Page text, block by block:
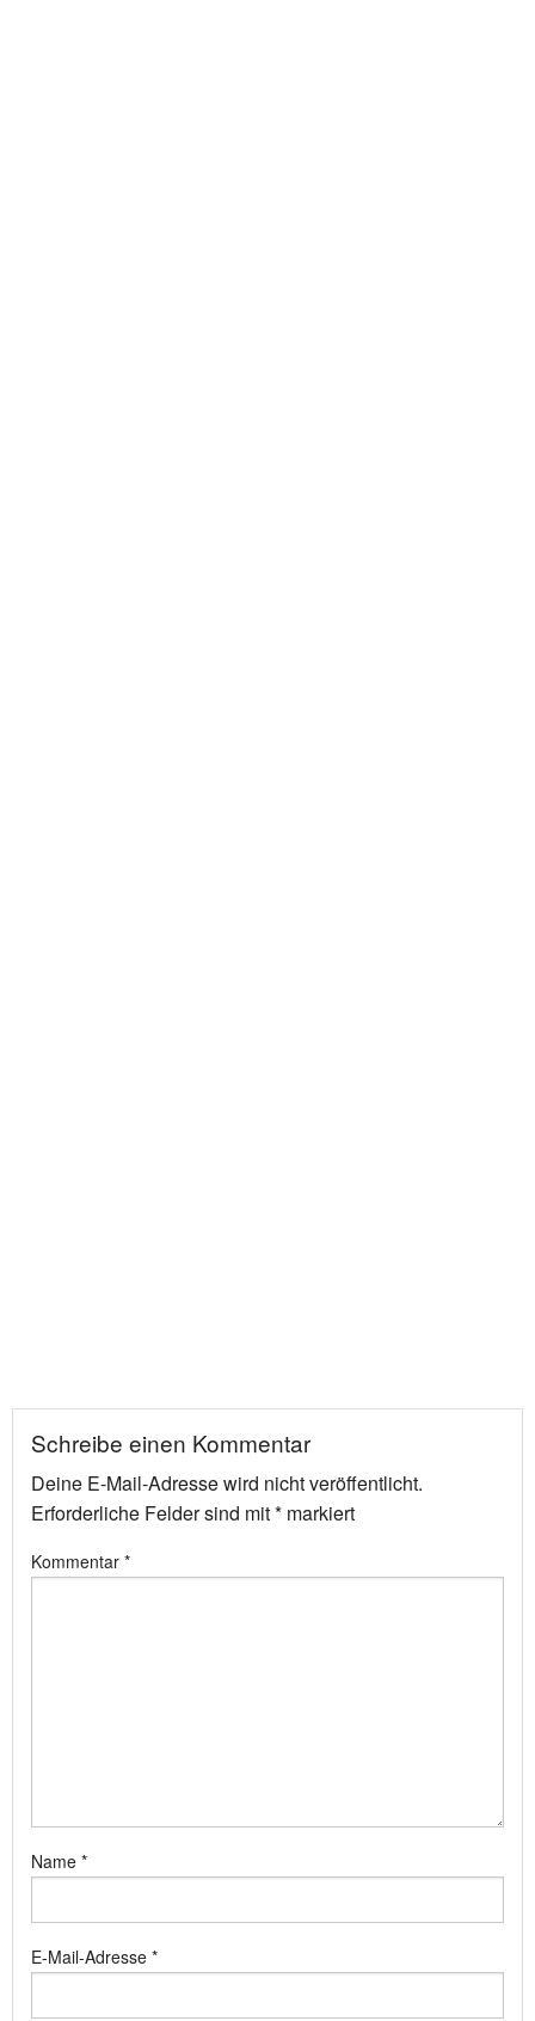
Schreibe einen Kommentar
Deine E-Mail-Adresse wird nicht veröffentlicht.
Erforderliche Felder sind mit* markiert
Kommentar *
Name *
E-Mail-Adresse *